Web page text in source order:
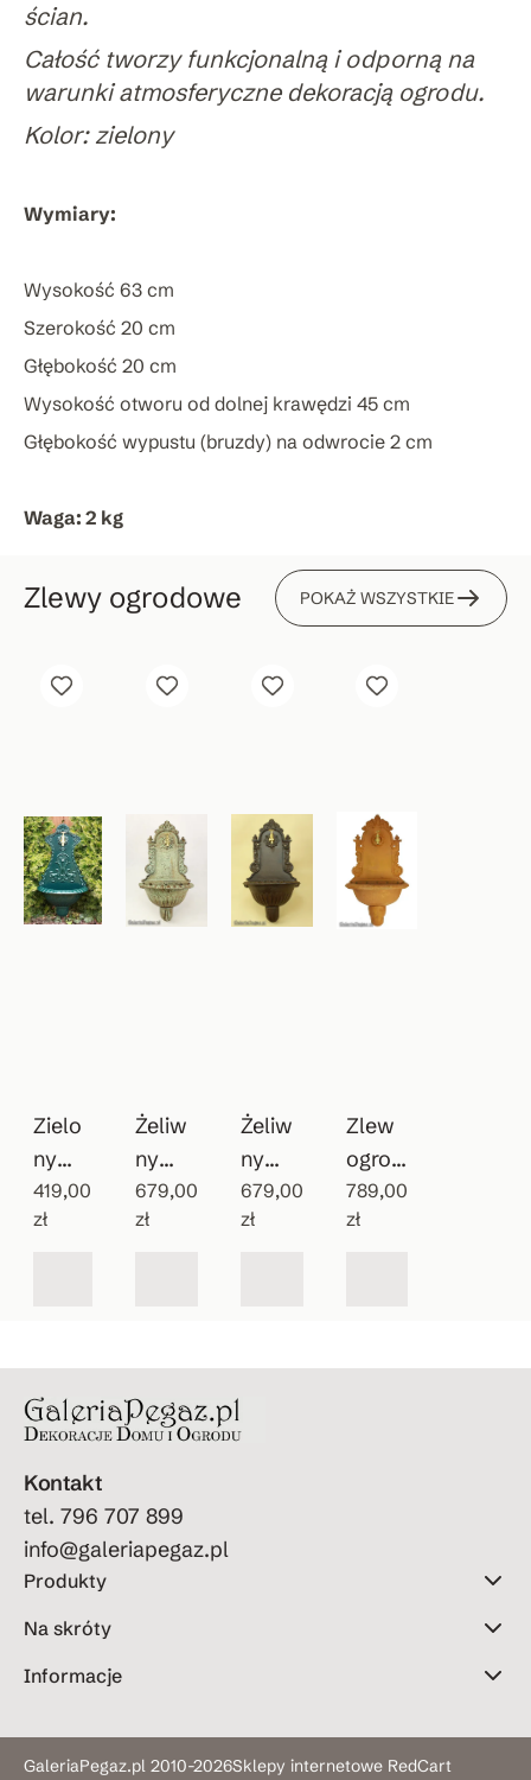
ścian.
Całość tworzy funkcjonalną i odporną na
warunki atmosferyczne dekoracją ogrodu.
Kolor: zielony
Wymiary:
Wysokość 63 cm
Szerokość 20 cm
Głębokość 20 cm
Wysokość otworu od dolnej krawędzi 45 cm
Głębokość wypustu (bruzdy) na odwrocie 2 cm
Waga: 2 kg
Zlewy ogrodowe POKAŻ WSZYSTKIE
Zielo
ny
wiszą
cy
419,00
zł
Żeliw
ny
patyn
owan
679,00
zł
Żeliw
ny
zlewo
zmyw
679,00
zł
Zlew
ogrod
owy
Vintag
789,00
zł
Kontakt
tel. 796 707 899
info@galeriapegaz.pl
Produkty
Na skróty
Informacje
GaleriaPegaz.pl 2010-2026Sklepy internetowe RedCart